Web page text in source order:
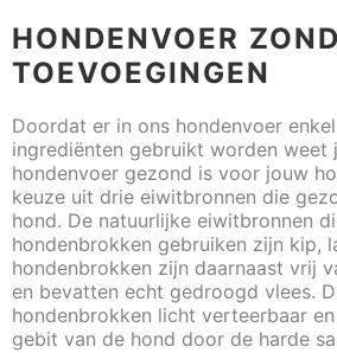
HONDENVOER
TOEVOEGINGEN
Doordat er in ons hondenvoer
ingrediënten gebruikt worden weet
hondenvoer gezond is voor jouw
keuze uit drie eiwitbronnen die
hond. De natuurlijke eiwitbronnen
hondenbrokken gebruiken zijn kip,
hondenbrokken zijn daarnaast vrij
en bevatten echt gedroogd vlees.
hondenbrokken licht verteerbaar
gebit van de hond door de harde